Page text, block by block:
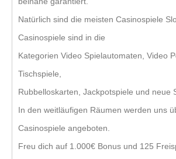
Natürlich sind die meisten Casinospiele
Casinospiele sind in die
Kategorien Video Spielautomaten, Video
Tischspiele,
Rubbelloskarten, Jackpotspiele und neue
In den weitläufigen Räumen werden uns
Casinospiele angeboten.
Freu dich auf 1.000€ Bonus und 125